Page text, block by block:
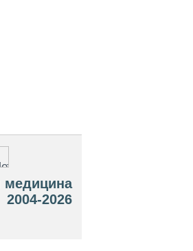
2004-2026